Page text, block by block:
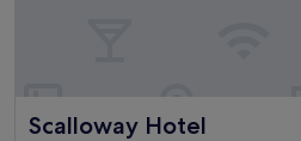
Scalloway Hotel
Scalloway Hotel